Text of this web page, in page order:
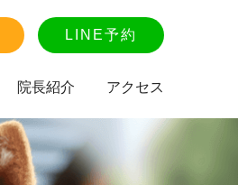
LINE予約
院長紹介 アクセス